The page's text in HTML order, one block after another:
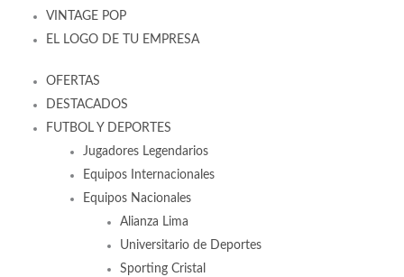
VINTAGE POP
EL LOGO DE TU EMPRESA
OFERTAS
DESTACADOS
FUTBOL Y DEPORTES
Jugadores Legendarios
Equipos Internacionales
Equipos Nacionales
Alianza Lima
Universitario de Deportes
Sporting Cristal